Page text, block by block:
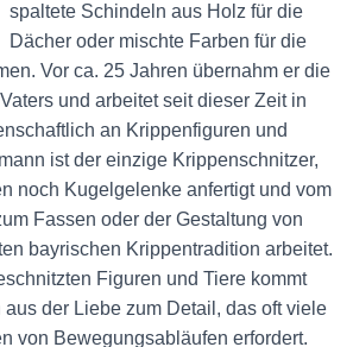
spaltete Schindeln aus Holz für die
Dächer oder mischte Farben für die
Vor ca. 25 Jahren übernahm er die
und arbeitet seit dieser Zeit in
an Krippenfiguren und
ist der einzige Krippenschnitzer,
noch Kugelgelenke anfertigt und vom
Fassen oder der Gestaltung von
bayrischen Krippentradition arbeitet.
Figuren und Tiere kommt
aus der Liebe zum Detail, das oft viele
von Bewegungsabläufen erfordert.